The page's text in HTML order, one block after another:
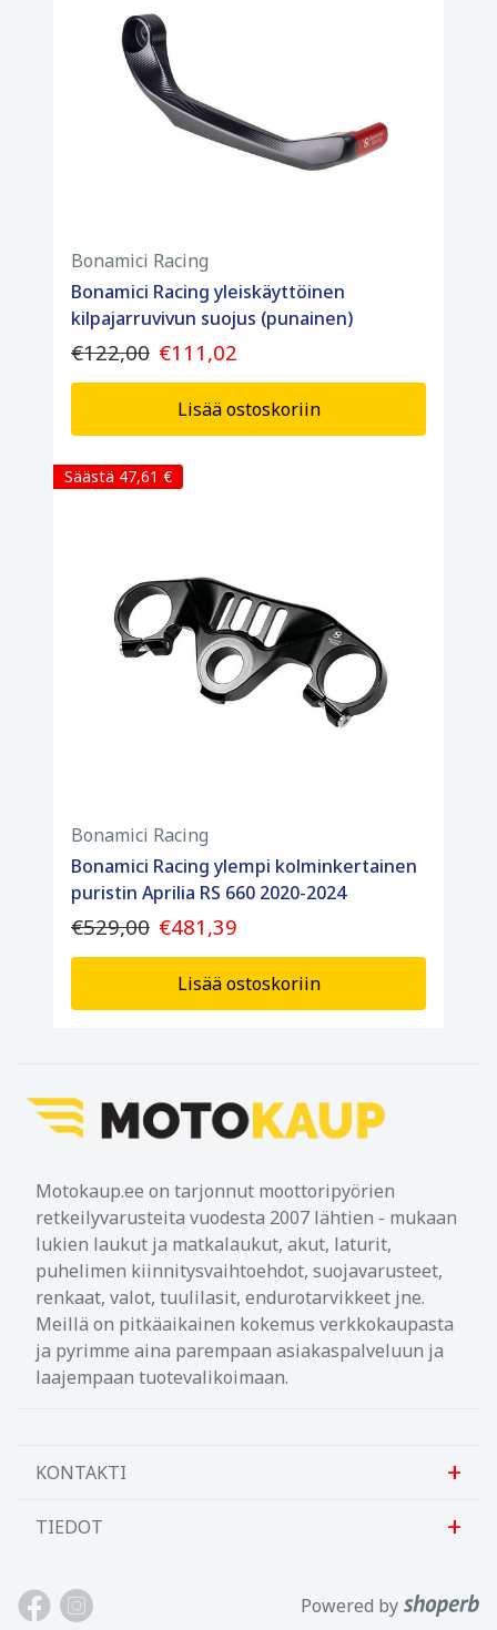
Bonamici Racing
Bonamici Racing yleiskäyttöinen
kilpajarruvivun suojus (punainen)
€122,00 €111,02
Lisää ostoskoriin
Säästä 47,61 €
Bonamici Racing
Bonamici Racing ylempi kolminkertainen
puristin Aprilia RS 660 2020-2024
€529,00 €481,39
Lisää ostoskoriin
Motokaup.ee on tarjonnut moottoripyörien
retkeilyvarusteita vuodesta 2007 lähtien - mukaan
lukien laukut ja matkalaukut, akut, laturit,
puhelimen kiinnitysvaihtoehdot, suojavarusteet,
renkaat, valot, tuulilasit, endurotarvikkeet jne.
Meillä on pitkäaikainen kokemus verkkokaupasta
ja pyrimme aina parempaan asiakaspalveluun ja
laajempaan tuotevalikoimaan.
KONTAKTI
Sanlab OÜ
Harjumaa, 75312, Viro
TIEDOT
Meistä
Ota meihin yhteyttä
Powered by